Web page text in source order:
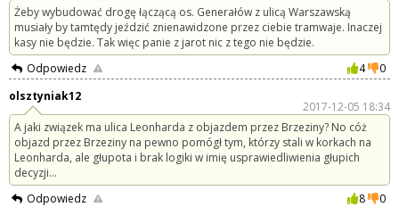
Żeby wybudować drogę łączącą os. Generałów z ulicą Warszawską
musiały by tamtędy jeździć znienawidzone przez ciebie tramwaje. Inaczej
kasy nie będzie. Tak więc panie z jarot nic z tego nie będzie.
Odpowiedz
4
0
olsztyniak12
2017-12-05 18:34
A jaki związek ma ulica Leonharda z objazdem przez Brzeziny? No cóż
objazd przez Brzeziny na pewno pomógł tym, którzy stali w korkach na
Leonharda, ale głupota i brak logiki w imię usprawiedliwienia głupich
decyzji...
Odpowiedz
8
0